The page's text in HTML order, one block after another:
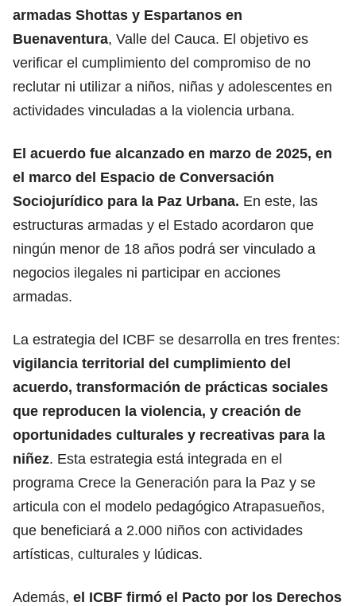
armadas Shottas y Espartanos en
Buenaventura, Valle del Cauca. El objetivo es
verificar el cumplimiento del compromiso de no
reclutar ni utilizar a niños, niñas y adolescentes en
actividades vinculadas a la violencia urbana.
El acuerdo fue alcanzado en marzo de 2025, en
el marco del Espacio de Conversación
Sociojurídico para la Paz Urbana. En este, las
estructuras armadas y el Estado acordaron que
ningún menor de 18 años podrá ser vinculado a
negocios ilegales ni participar en acciones
armadas.
La estrategia del ICBF se desarrolla en tres frentes:
vigilancia territorial del cumplimiento del
acuerdo, transformación de prácticas sociales
que reproducen la violencia, y creación de
oportunidades culturales y recreativas para la
niñez. Esta estrategia está integrada en el
programa Crece la Generación para la Paz y se
articula con el modelo pedagógico Atrapasueños,
que beneficiará a 2.000 niños con actividades
artísticas, culturales y lúdicas.
Además, el ICBF firmó el Pacto por los Derechos